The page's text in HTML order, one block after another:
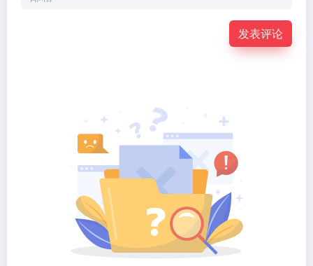
发表评论